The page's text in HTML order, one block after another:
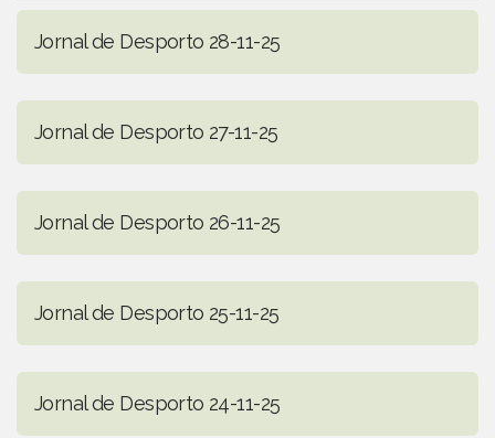
Jornal de Desporto 28-11-25
Jornal de Desporto 27-11-25
Jornal de Desporto 26-11-25
Jornal de Desporto 25-11-25
Jornal de Desporto 24-11-25